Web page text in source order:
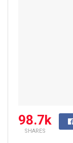
98.7k
SHARES